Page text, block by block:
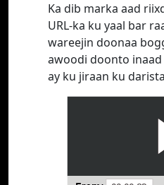
Ka dib marka aad
URL-ka ku yaal bar
wareejin doonaa
awoodi doonto
ay ku jiraan ku